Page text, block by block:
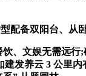
备双阳台、从
文娱无需远行
发养云 3 公里